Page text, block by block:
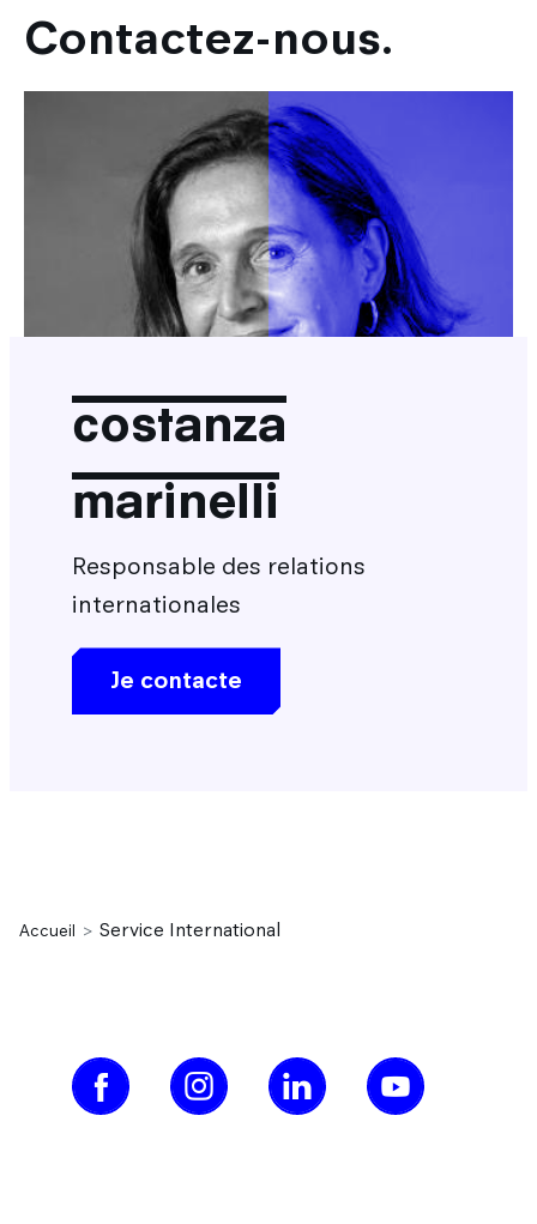
Contactez-nous.
costanza
marinelli
Responsable des relations
internationales
Je contacte
Accueil Service International